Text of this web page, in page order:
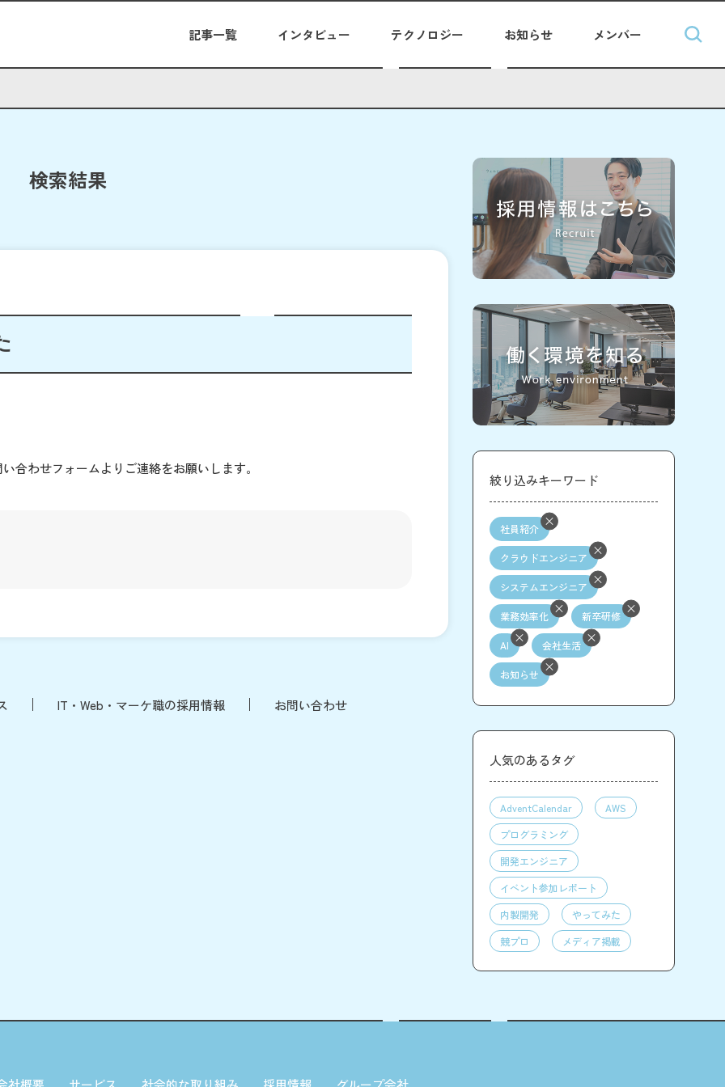
記事一覧 インタビュー テクノロジー お知らせ メンバー
検索結果
合わせフォームよりご連絡をお願いします。
IT・Web・マーケ職の採用情報 お問い合わせ
絞り込みキーワード
社員紹介
クラウドエンジニア
システムエンジニア
業務効率化 新卒研修
AI 会社生活
お知らせ
人気のあるタグ
AdventCalendar
AWS
プログラミング
開発エンジニア
イベント参加レポート
内製開発
やってみた
競プロ
メディア掲載